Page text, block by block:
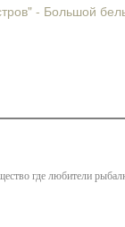
- Большой
где любители